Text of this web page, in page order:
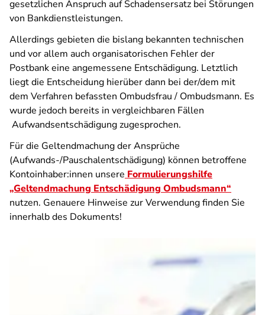
gesetzlichen Anspruch auf Schadensersatz bei Störungen
von Bankdienstleistungen.
Allerdings gebieten die bislang bekannten technischen
und vor allem auch organisatorischen Fehler der
Postbank eine angemessene Entschädigung. Letztlich
liegt die Entscheidung hierüber dann bei der/dem mit
dem Verfahren befassten Ombudsfrau / Ombudsmann. Es
wurde jedoch bereits in vergleichbaren Fällen
Aufwandsentschädigung zugesprochen.
Für die Geltendmachung der Ansprüche
(Aufwands-/Pauschalentschädigung) können betroffene
Kontoinhaber:innen unsere Formulierungshilfe
„Geltendmachung Entschädigung Ombudsmann“
nutzen. Genauere Hinweise zur Verwendung finden Sie
innerhalb des Dokuments!